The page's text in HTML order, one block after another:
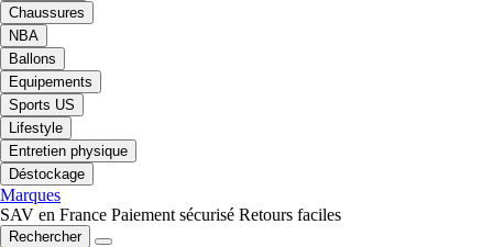
Chaussures
NBA
Ballons
Equipements
Sports US
Lifestyle
Entretien physique
Déstockage
Marques
SAV en France Paiement sécurisé Retours faciles
Rechercher